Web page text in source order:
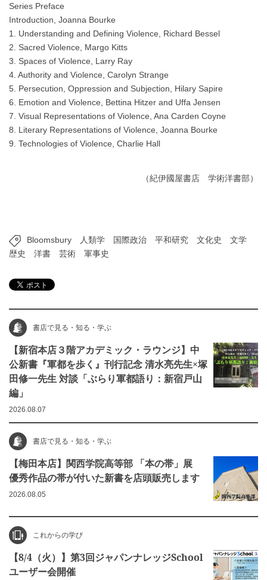
Series Preface
Introduction, Joanna Bourke
1. Understanding and Defining Violence, Richard Bessel
2. Sacred Violence, Margo Kitts
3. Spaces of Violence, Larry Ray
4. Authority and Violence, Carolyn Strange
5. Persecution, Oppression and Subjection, Hilary Sapire
6. Emotion and Violence, Bettina Hitzer and Uffa Jensen
7. Visual Representations of Violence, Ana Carden Coyne
8. Literary Representations of Violence, Joanna Bourke
9. Technologies of Violence, Charlie Hall
（紀伊國屋書店 学術洋書部）
Bloomsbury 人類学 国際政治 平和研究 文化史
文学
歴史
洋書 芸術 軍事史
書店で見る・知る・学ぶ
【新宿本店３階アカデミック・ラウンジ】中
公新書『軍都を歩く』刊行記念 清水亮先生×塚
田修一先生 対談「ぶらり軍都語り：新宿戸山
編」
2026.08.07
書店で見る・知る・学ぶ
【梅田本店】関西学院高等部 「本の帯」展
優秀作品の帯が付いた新書を店頭販売します
2026.08.05
これからの学び
【8/4（火）】第3回ジャパンナレッジSchool
ユーザー会開催